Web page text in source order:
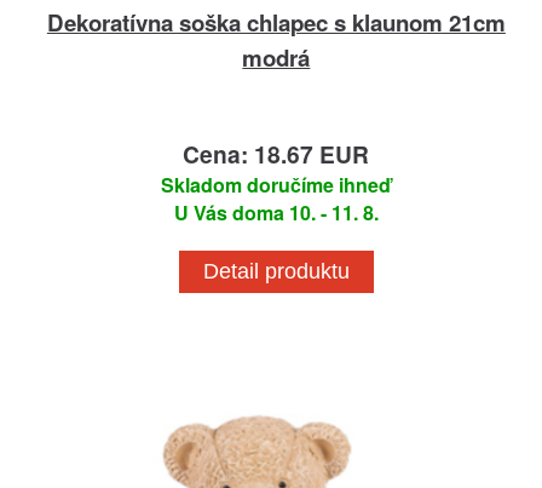
Dekoratívna soška chlapec s klaunom 21cm
modrá
Cena: 18.67 EUR
Skladom doručíme ihneď
U Vás doma 10. - 11. 8.
Detail produktu